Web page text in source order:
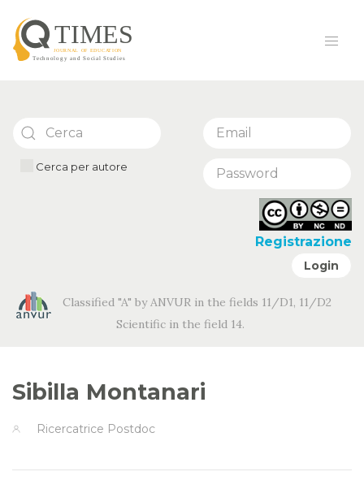
Cerca per autore
Registrazione
Login
Classified "A" by ANVUR in the fields 11/D1, 11/D2
Scientific in the field 14.
Sibilla Montanari
Ricercatrice Postdoc